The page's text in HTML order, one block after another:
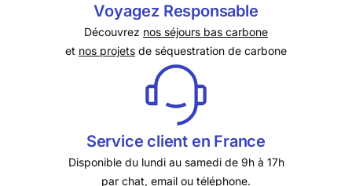
Voyagez Responsable
Découvrez nos séjours bas carbone
et nos projets de séquestration de carbone
Service client en France
Disponible du lundi au samedi de 9h à 17h
par chat, email ou téléphone.